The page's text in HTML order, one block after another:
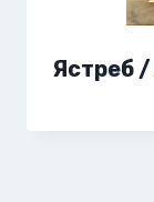
Ястреб